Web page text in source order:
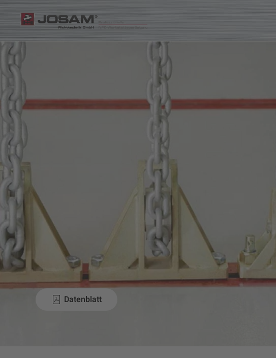
Zum Hauptinhalt springen
Datenblatt